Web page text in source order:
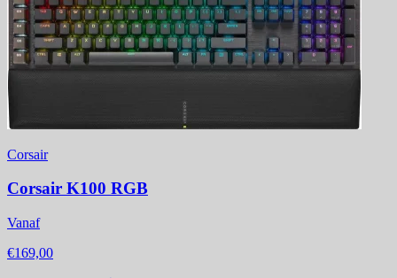
Corsair
Corsair K100 RGB
Vanaf
€169,00